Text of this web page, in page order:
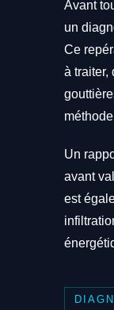
Avant
un
Ce
à traiter,
Un
avant
est